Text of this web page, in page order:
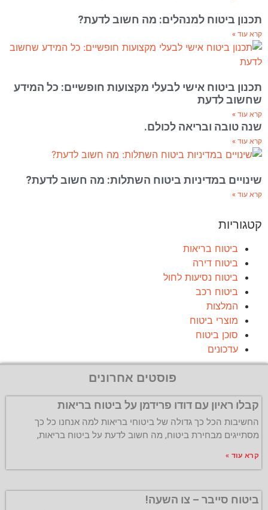
תכנון ביטוח למנהלים: מה חשוב לדעת?
קרא עוד »
תכנון ביטוח אישי לבעלי מקצועות חופשיים: כל המידע
שחשוב לדעת
קרא עוד »
שנה טובה ובריאה לכולם.
קרא עוד »
שינויים במדיניות ביטוח השתלות: מה חשוב לדעת?
קרא עוד »
קטגוריות
ביטוח בריאות
ביטוח דירה
ביטוח נסיעות לחול
ביטוח רכב
המלצות
מוצרי ביטוח
סוכן ביטוח
עדכונים
פוסטים אחרונים
קבלו ראיון עם דודו פרידמן על ביטוח בריאות
החשיבות הכל כך גדולה של ביטוחי בריאות למה אנחנו כל כך
מסתייגים מבחירת ביטוח, מה חשוב לדעת על ביטוח בריאות,
קרא עוד »
ביטוח סייבר – צו השעה!